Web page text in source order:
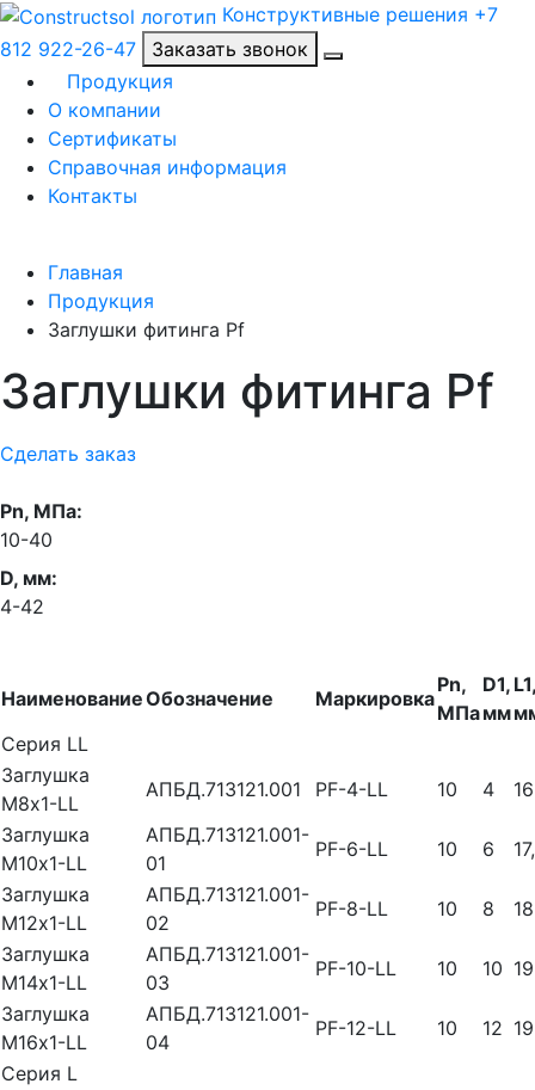
Конструктивные решения +7
812 922-26-47
Заказать звонок
Продукция
О компании
Сертификаты
Справочная информация
Контакты
Главная
Продукция
Заглушки фитинга Pf
Заглушки фитинга Pf
Сделать заказ
Pn, МПа:
10-40
D, мм:
4-42
НаименованиеОбозначение Маркировка
Pn,
МПа
D1,
мм
L1,
Серия LL
Заглушка
М8х1-LL
АПБД.713121.001 PF-4-LL 10 4
16
Заглушка
М10х1-LL
АПБД.713121.001-
01
PF-6-LL 10 6
Заглушка
М12х1-LL
АПБД.713121.001-
02
PF-8-LL 10 8
Заглушка
М14х1-LL
АПБД.713121.001-
03
PF-10-LL 10 10 19
Заглушка
М16х1-LL
АПБД.713121.001-
04
PF-12-LL 10 12 19
Серия L